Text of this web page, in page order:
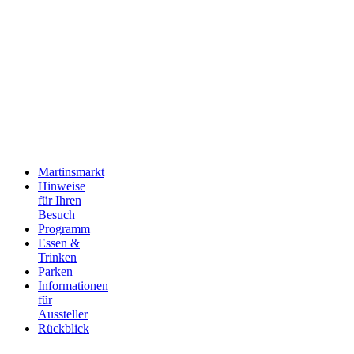
Martinsmarkt
Hinweise
für Ihren
Besuch
Programm
Essen &
Trinken
Parken
Informationen
für
Aussteller
Rückblick